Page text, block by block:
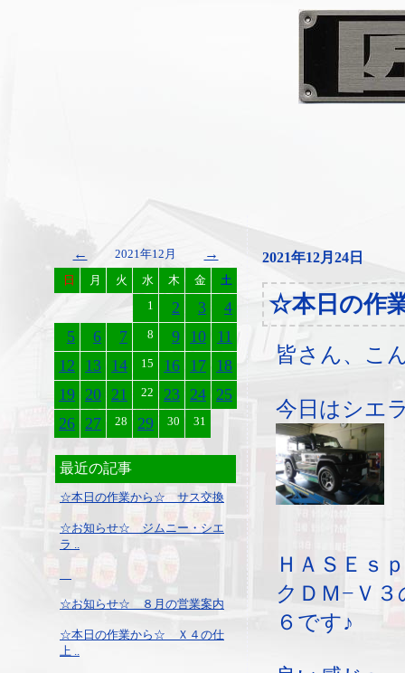
← 2021年12月 →
日 月 火 水 木 金
土
1
2 3
4
5
6 7 8 9 10
11
12
13 14 15 16 17 18
19 20 21 22 23 24 25
26 27 28 29 30 31
最近の記事
☆本日の作業から☆ サス交換
☆お知らせ☆ ジムニー・シエ
ラ ..
☆お知らせ☆ ８月の営業案内
☆本日の作業から☆ Ｘ４の仕
上 ..
2021年12月24日
☆本日の作
皆さん、こ
今日はシエ
ＨＡＳＥｓ
クＤＭ−Ｖ
６です♪